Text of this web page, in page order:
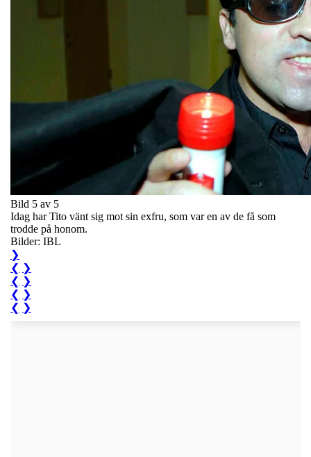
Bild 5 av 5
Idag har Tito vänt sig mot sin exfru, som var en av de få som
trodde på honom.
Bilder: IBL
❯
❮ ❯
❮ ❯
❮ ❯
❮ ❯